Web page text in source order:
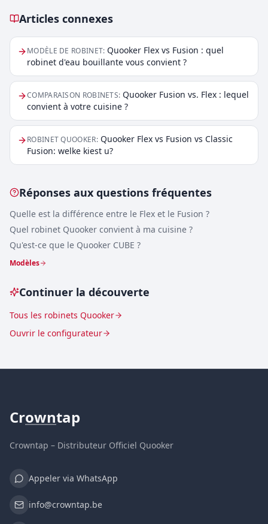
Articles connexes
Articles connexes
MODÈLE DE ROBINET: Quooker Flex vs Fusion : quel
robinet d'eau bouillante vous convient ?
COMPARAISON ROBINETS: Quooker Fusion vs. Flex : lequel
convient à votre cuisine ?
ROBINET QUOOKER: Quooker Flex vs Fusion vs Classic
Fusion: welke kiest u?
Réponses aux questions fréquentes
Quelle est la différence entre le Flex et le Fusion ?
Quel robinet Quooker convient à ma cuisine ?
Qu'est-ce que le Quooker CUBE ?
Modèles
Continuer la découverte
Tous les robinets Quooker
Ouvrir le configurateur
Crowntap
Crowntap – Distributeur Officiel Quooker
Appeler via WhatsApp
info@crowntap.be